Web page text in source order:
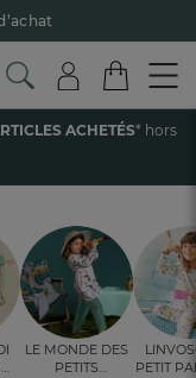
!
Alma
15€ !
Je
achetés !
ACHETÉS* hors
BÉBÉ
Le monde des
petits Petit